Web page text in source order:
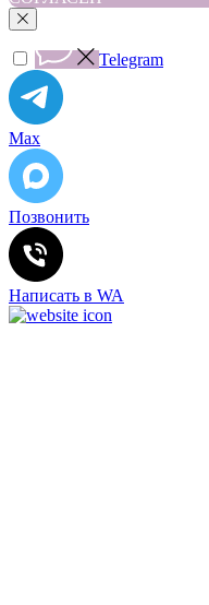
Telegram
Max
Позвонить
Написать в WA